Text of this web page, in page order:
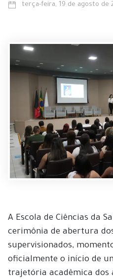
terça-feira, 19 de agosto de
A Escola de Ciências da
cerimônia de abertura
supervisionados,
oficialmente o início de
trajetória acadêmica dos